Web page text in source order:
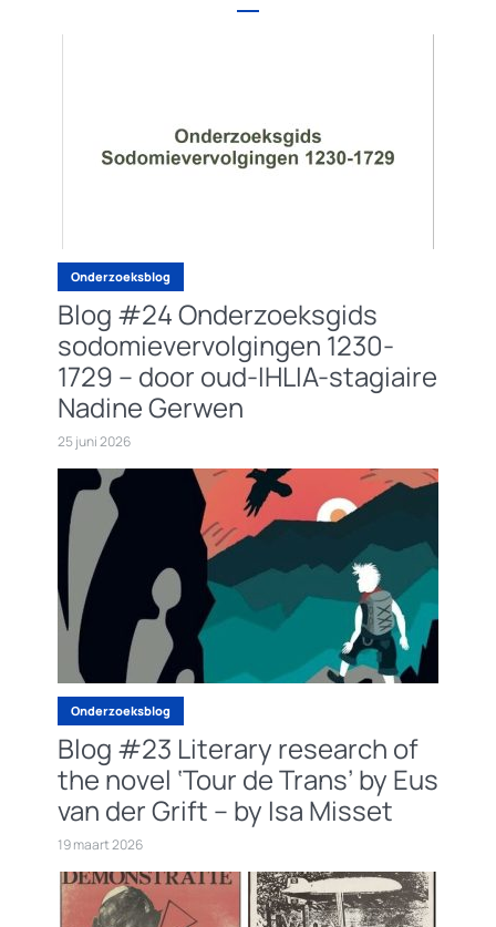
Onderzoeksblog
Blog #24 Onderzoeksgids
sodomievervolgingen 1230-
1729 – door oud-IHLIA-stagiaire
Nadine Gerwen
25 juni 2026
Onderzoeksblog
Blog #23 Literary research of
the novel ‘Tour de Trans’ by Eus
van der Grift – by Isa Misset
19 maart 2026